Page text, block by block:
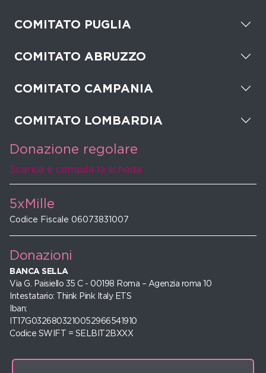
COMITATO PUGLIA
COMITATO ABRUZZO
COMITATO CAMPANIA
COMITATO LOMBARDIA
Donazione regolare
Scarica e compila la scheda
5xMille
Codice Fiscale 06073831007
Donazioni
BANCA SELLA
Via G. Paisiello 35 C - 00198 Roma – Agenzia roma 10
Intestatario: Think Pink Italy ETS
Iban:
IT17G0326803210052966541910
Codice SWIFT = SELBIT2BXXX